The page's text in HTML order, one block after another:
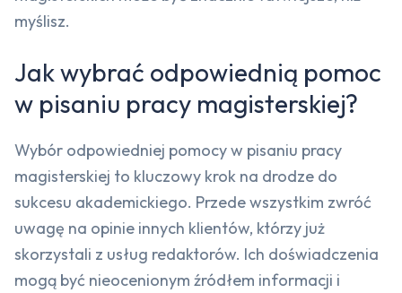
myślisz.
Jak wybrać odpowiednią pomoc
w pisaniu pracy magisterskiej?
Wybór odpowiedniej pomocy w pisaniu pracy
magisterskiej to kluczowy krok na drodze do
sukcesu akademickiego. Przede wszystkim zwróć
uwagę na opinie innych klientów, którzy już
skorzystali z usług redaktorów. Ich doświadczenia
mogą być nieocenionym źródłem informacji i